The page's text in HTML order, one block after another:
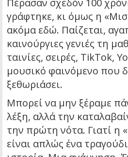
γράφτηκε, κι όμως η
ακόμα εδώ. Παίζεται,
καινούργιες γενιές τη
ταινίες, σειρές, TikTok,
μουσικό φαινόμενο που
ξεθωριάσει.
Μπορεί να μην ξέραμε
λέξη, αλλά την
την πρώτη νότα. Γιατί η
είναι απλώς ένα